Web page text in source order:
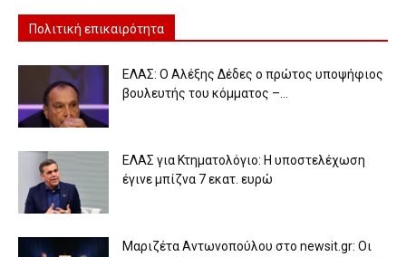
Πολιτική επικαιρότητα
ΕΛΑΣ: Ο Αλέξης Δέδες ο πρώτος υποψήφιος
βουλευτής του κόμματος –...
ΕΛΑΣ για Κτηματολόγιο: Η υποστελέχωση
έγινε μπίζνα 7 εκατ. ευρώ
Μαριζέτα Αντωνοπούλου στο newsit.gr: Οι